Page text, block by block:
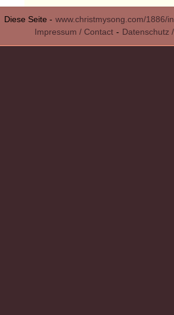
Diese Seite - www.christmysong.com/1886/
Impressum / Contact - Datenschutz